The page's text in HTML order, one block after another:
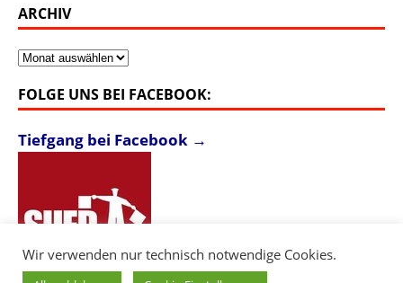
ARCHIV
Archiv
FOLGE UNS BEI FACEBOOK:
Tiefgang bei Facebook →
Wir verwenden nur technisch notwendige Cookies.